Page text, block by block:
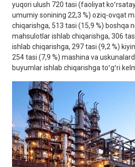
yuqori ulush 720 tasi (faoliyat
umumiy sonining 22,3 %) oziq-ovqat
chiqarishga, 513 tasi (15,9 %) boshqa
mahsulotlar ishlab chiqarishga, 306
ishlab chiqarishga, 297 tasi (9,2 %)
254 tasi (7,9 %) mashina va
buyumlar ishlab chiqarishga toʻgʻri